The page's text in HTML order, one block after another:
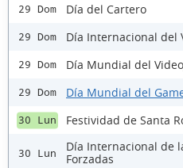
29 Dom Día del Cartero
29 Dom Día Internacional del
29 Dom Día Mundial del
29 Dom Día Mundial del
30 Lun Festividad de Santa
30 Lun
Día Internacional de
Forzadas